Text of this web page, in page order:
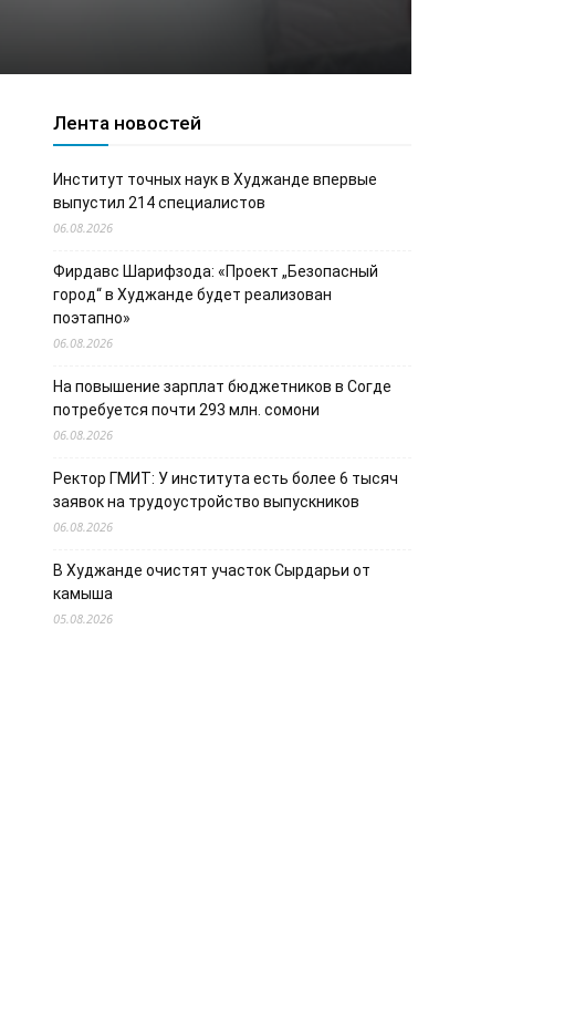
Лента новостей
Институт точных наук в Худжанде впервые
выпустил 214 специалистов
06.08.2026
Фирдавс Шарифзода: «Проект „Безопасный
город“ в Худжанде будет реализован
поэтапно»
06.08.2026
На повышение зарплат бюджетников в Согде
потребуется почти 293 млн. сомони
06.08.2026
Ректор ГМИТ: У института есть более 6 тысяч
заявок на трудоустройство выпускников
06.08.2026
В Худжанде очистят участок Сырдарьи от
камыша
05.08.2026